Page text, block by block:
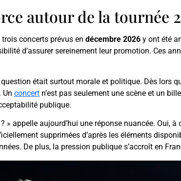
autour de la tournée
concerts prévus en décembre 2026 y ont été
d’assurer sereinement leur promotion. Ces
était surtout morale et politique. Dès lors
Un concert n’est pas seulement une scène et un
publique.
appelle aujourd’hui une réponse nuancée. Oui, à
supprimées d’après les éléments
De plus, la pression publique s’accroît en